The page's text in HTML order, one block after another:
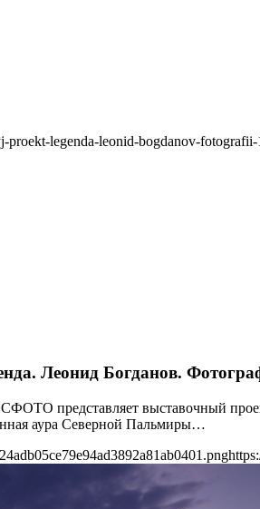
proekt-legenda-leonid-bogdanov-
Леонид Богданов.
представляет выставочный
аура Северной Пальмиры…